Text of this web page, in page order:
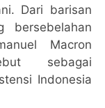
Dari barisan
bersebelahan
Macron
sebagai
Indonesia